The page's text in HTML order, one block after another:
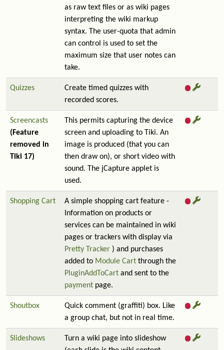
as raw text files or as wiki pages
interpreting the wiki markup
syntax. The user-quota that admin
can control is used to set the
maximum size that user notes can
take.
Quizzes
Create timed quizzes with
recorded scores.
Screencasts
(Feature
removed in
Tiki 17)
This permits capturing the device
screen and uploading to Tiki. An
image is produced (that you can
then draw on), or short video with
sound. The jCapture applet is
used.
Shopping Cart
A simple shopping cart feature -
Information on products or
services can be maintained in wiki
pages or trackers with display via
Pretty Tracker ) and purchases
added to Module Cart through the
PluginAddToCart and sent to the
payment page.
Shoutbox
Quick comment (graffiti) box. Like
a group chat, but not in real time.
Slideshows
Turn a wiki page into slideshow